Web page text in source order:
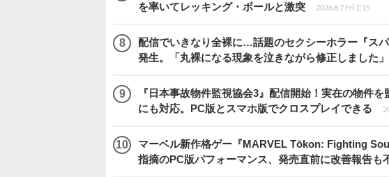
を率いてレッキング・ボールと激突
2026.8.7 Fri 1:15
配信でいきなり全裸に…話題のセクシーホラー『ス
発生。「丸裸になる現象を泣きながら修正しました
『日本事故物件監視協会3』配信開始！実在の物件
にも対応。PC版とスマホ版でクロスプレイできる
マーベル新作格ゲー『MARVEL Tōkon: Fighting
指摘のPC版パフォーマンス、発売直前に改善報告も